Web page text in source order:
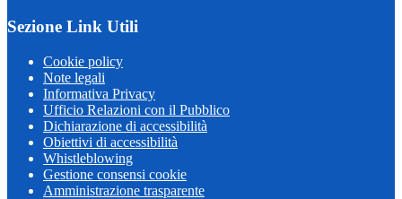
Sezione Link Utili
Cookie policy
Note legali
Informativa Privacy
Ufficio Relazioni con il Pubblico
Dichiarazione di accessibilità
Obiettivi di accessibilità
Whistleblowing
Gestione consensi cookie
Amministrazione trasparente